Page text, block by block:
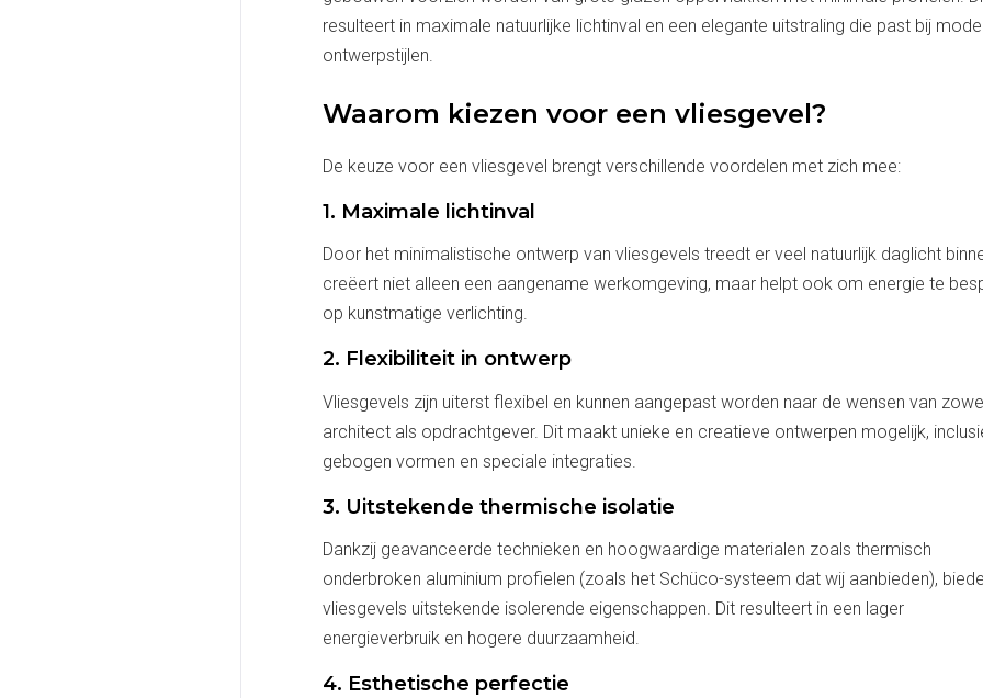
resulteert in maximale natuurlijke lichtinval en een elegante uitstraling die past bij
ontwerpstijlen.
Waarom kiezen voor een vliesgevel?
De keuze voor een vliesgevel brengt verschillende voordelen met zich mee:
1. Maximale lichtinval
Door het minimalistische ontwerp van vliesgevels treedt er veel natuurlijk daglicht
creëert niet alleen een aangename werkomgeving, maar helpt ook om energie te
op kunstmatige verlichting.
2. Flexibiliteit in ontwerp
Vliesgevels zijn uiterst flexibel en kunnen aangepast worden naar de wensen van
architect als opdrachtgever. Dit maakt unieke en creatieve ontwerpen mogelijk,
gebogen vormen en speciale integraties.
3. Uitstekende thermische isolatie
Dankzij geavanceerde technieken en hoogwaardige materialen zoals thermisch
onderbroken aluminium profielen (zoals het Schüco-systeem dat wij aanbieden),
vliesgevels uitstekende isolerende eigenschappen. Dit resulteert in een lager
energieverbruik en hogere duurzaamheid.
4. Esthetische perfectie